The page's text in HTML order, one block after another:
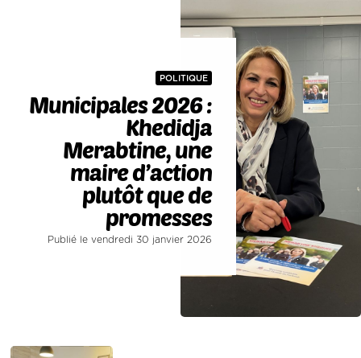
POLITIQUE
Municipales 2026 :
Khedidja
Merabtine, une
maire d’action
plutôt que de
promesses
Publié le vendredi 30 janvier 2026